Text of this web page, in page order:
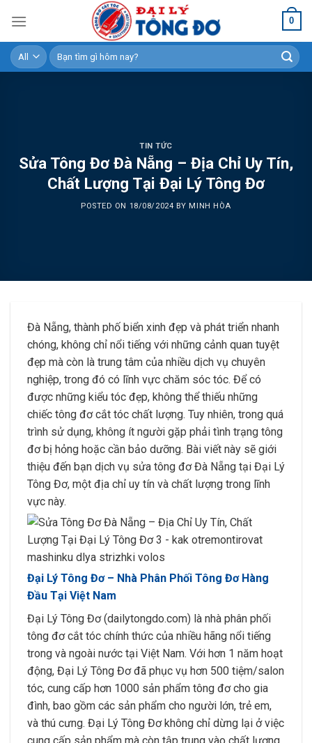
content
0
Tìm
kiếm:
TIN TỨC
Sửa Tông Đơ Đà Nẵng – Địa Chỉ Uy Tín,
Chất Lượng Tại Đại Lý Tông Đơ
POSTED ON 18/08/2024 BY MINH HÒA
Đà Nẵng, thành phố biển xinh đẹp và phát triển nhanh
chóng, không chỉ nổi tiếng với những cảnh quan tuyệt
đẹp mà còn là trung tâm của nhiều dịch vụ chuyên
nghiệp, trong đó có lĩnh vực chăm sóc tóc. Để có
được những kiểu tóc đẹp, không thể thiếu những
chiếc tông đơ cắt tóc chất lượng. Tuy nhiên, trong quá
trình sử dụng, không ít người gặp phải tình trạng tông
đơ bị hỏng hoặc cần bảo dưỡng. Bài viết này sẽ giới
thiệu đến bạn dịch vụ sửa tông đơ Đà Nẵng tại Đại Lý
Tông Đơ, một địa chỉ uy tín và chất lượng trong lĩnh
vực này.
Đại Lý Tông Đơ – Nhà Phân Phối Tông Đơ Hàng
Đầu Tại Việt Nam
Đại Lý Tông Đơ (dailytongdo.com) là nhà phân phối
tông đơ cắt tóc chính thức của nhiều hãng nổi tiếng
trong và ngoài nước tại Việt Nam. Với hơn 1 năm hoạt
động, Đại Lý Tông Đơ đã phục vụ hơn 500 tiệm/salon
tóc, cung cấp hơn 1000 sản phẩm tông đơ cho gia
đình, bao gồm các sản phẩm cho người lớn, trẻ em,
và thú cưng. Đại Lý Tông Đơ không chỉ dừng lại ở việc
cung cấp sản phẩm mà còn tập trung vào chất lượng